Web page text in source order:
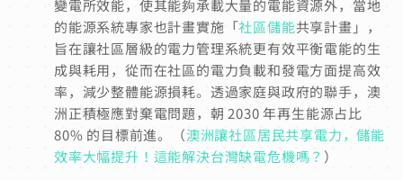
變電所效能，使其能夠承載大量的電能資源外，當地
的能源系統專家也計畫實施「社區儲能共享計畫」，
旨在讓社區層級的電力管理系統更有效平衡電能的生
成與耗用，從而在社區的電力負載和發電方面提高效
率，減少整體能源損耗。透過家庭與政府的聯手，澳
洲正積極應對棄電問題，朝 2030 年再生能源占比
80% 的目標前進。（澳洲讓社區居民共享電力，儲能
效率大幅提升！這能解決台灣缺電危機嗎？ ）